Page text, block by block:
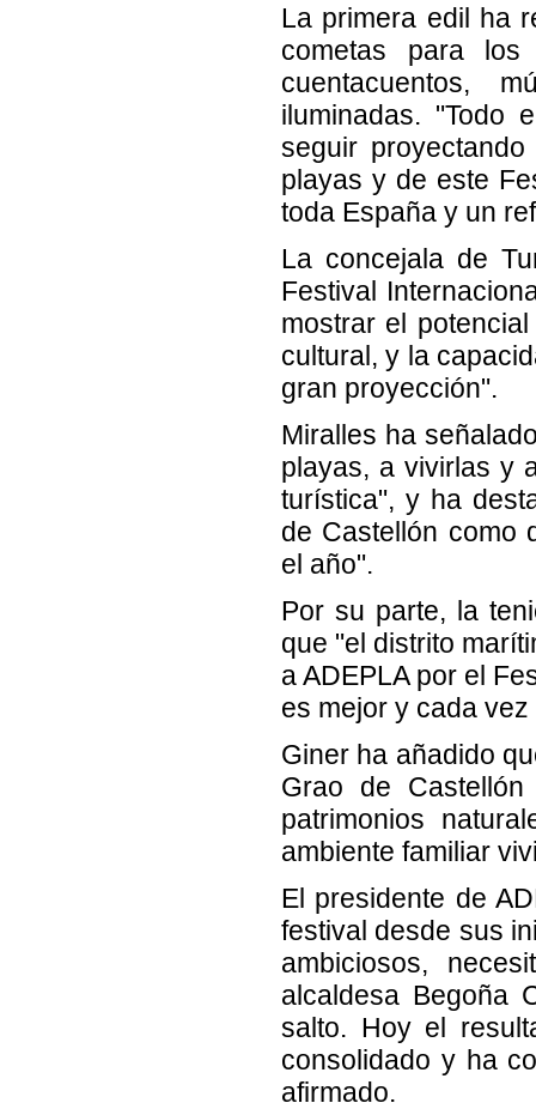
La primera edil ha
cometas para
cuentacuentos,
iluminadas. "Todo
seguir
playas y de este
toda España y un
La concejala de
Festival
mostrar el
cultural, y la
gran proyección".
Miralles ha
playas, a vivirlas y
turística", y ha
de Castellón como
el año".
Por su parte, la
que "el distrito
a ADEPLA por el
es mejor y cada
Giner ha añadido
Grao de
patrimonios
ambiente familiar
El presidente de
festival desde sus
ambiciosos,
alcaldesa Begoña
salto. Hoy el
consolidado y ha
afirmado.